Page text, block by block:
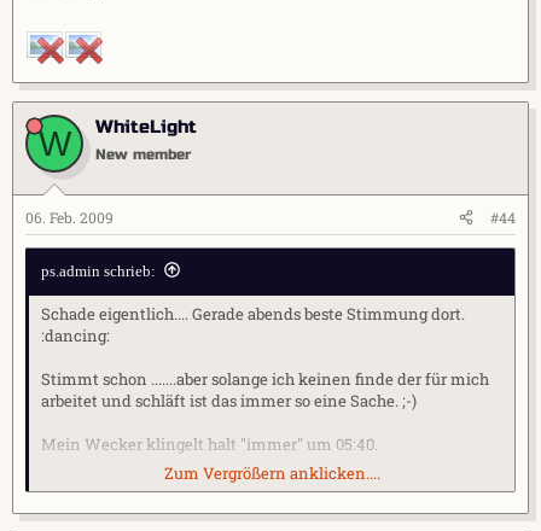
W WhiteLight
New member
06. Feb. 2009 #44
ps.admin schrieb:
Schade eigentlich.... Gerade abends beste Stimmung dort.
:dancing:
Stimmt schon .......aber solange ich keinen finde der für mich
arbeitet und schläft ist das immer so eine Sache. ;-)
Mein Wecker klingelt halt "immer" um 05:40.
Du kannst aber mal eben 20 Domains aus meiner Signatur
kaufen - dann bin ich Montag mit im Chat.
Zum Vergrößern anklicken....